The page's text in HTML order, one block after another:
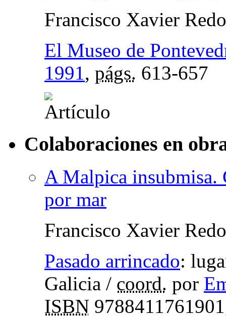
Francisco Xavier
El Museo de
1991, págs. 613-657
Colaboraciones en
A Malpica insubmisa.
por mar
Francisco Xavier
Pasado arrincado:
Galicia / coord. por
ISBN